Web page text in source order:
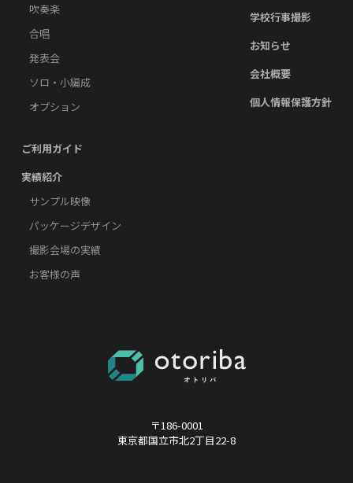
吹奏楽
合唱
発表会
ソロ・小編成
オプション
学校行事撮影
お知らせ
会社概要
個人情報保護方針
ご利用ガイド
実績紹介
サンプル映像
パッケージデザイン
撮影会場の実績
お客様の声
〒186-0001
東京都国立市北2丁目22-8